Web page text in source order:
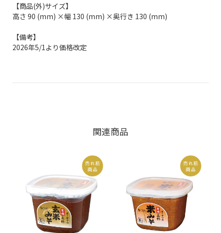
【商品(外)サイズ】
高さ 90 (mm) ×幅 130 (mm) ×奥行き 130 (mm)
【備考】
2026年5/1より価格改定
関連商品